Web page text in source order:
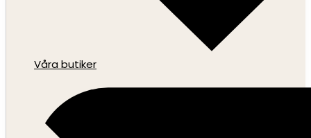
Våra butiker